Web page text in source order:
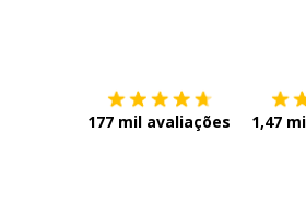
177 mil avaliações 1,47